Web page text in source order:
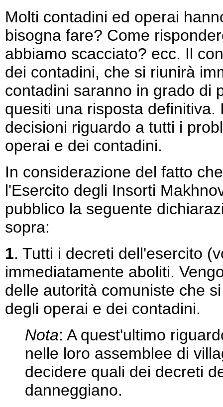
Molti contadini ed operai
bisogna fare? Come
abbiamo scacciato? ecc. Il
dei contadini, che si riunirà
contadini saranno in grado di
quesiti una risposta
decisioni riguardo a tutti i
operai e dei contadini.
In considerazione del fatto
l'Esercito degli Insorti
pubblico la seguente
sopra:
1. Tutti i decreti dell'esercito
immediatamente aboliti.
delle autorità comuniste che
degli operai e dei contadini.
Nota: A quest'ultimo
nelle loro assemblee di
decidere quali dei decreti
danneggiano.